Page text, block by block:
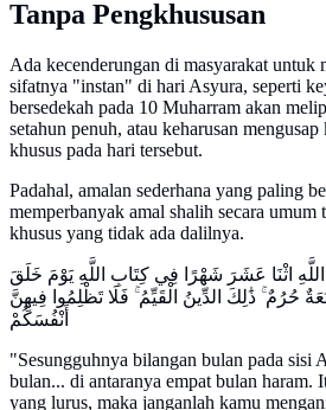
Tanpa Pengkhususan
Ada kecenderungan di masyarakat untuk
sifatnya "instan" di hari Asyura, seperti
bersedekah pada 10 Muharram akan
setahun penuh, atau keharusan
khusus pada hari tersebut.
Padahal, amalan sederhana yang paling
memperbanyak amal shalih secara
khusus yang tidak ada dalilnya.
اثْنَا عَشَرَ شَهْرًا فِي كِتَابِ اللَّهِ يَوْمَ خَلَقَ
حُرُمٌ ۚ ذَٰلِكَ الدِّينُ الْقَيِّمُ ۚ فَلَا تَظْلِمُوا فِيهِنَّ
أَنْفُسَكُمْ
"Sesungguhnya bilangan bulan pada sisi
bulan... di antaranya empat bulan haram.
yang lurus, maka janganlah kamu